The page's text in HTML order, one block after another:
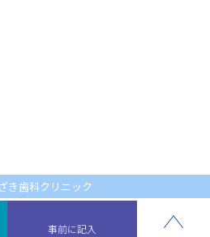
き歯科クリニック
事前に記入